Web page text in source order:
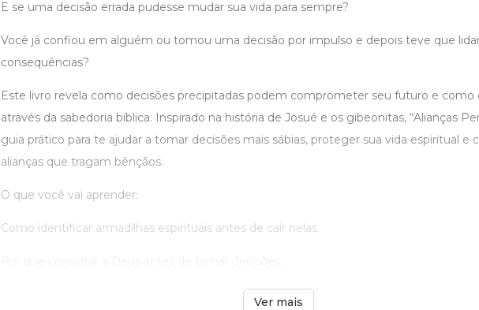
E se uma decisão errada pudesse mudar sua vida para sempre?
Você já confiou em alguém ou tomou uma decisão por impulso e depois teve que
consequências?
Este livro revela como decisões precipitadas podem comprometer seu futuro e como
através da sabedoria bíblica. Inspirado na história de Josué e os gibeonitas, “Alianças
guia prático para te ajudar a tomar decisões mais sábias, proteger sua vida espiritual e
alianças que tragam bênçãos.
O que você vai aprender:
Como identificar armadilhas espirituais antes de cair nelas.
Ver mais